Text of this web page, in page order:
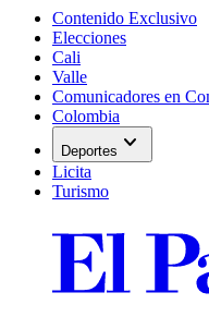
Contenido Exclusivo
Elecciones
Cali
Valle
Comunicadores en
Colombia
Deportes expand_more
Licita
Turismo